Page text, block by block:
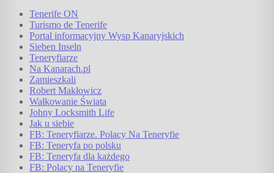
Tenerife ON
Turismo de Tenerife
Portal informacyjny Wysp Kanaryjskich
Sieben Inseln
Teneryfiarze
Na Kanarach.pl
Zamieszkali
Robert Makłowicz
Wałkowanie Świata
Johny Locksmith Life
Jak u siebie
FB: Teneryfiarze. Polacy Na Teneryfie
FB: Teneryfa po polsku
FB: Teneryfa dla każdego
FB: Polacy na Teneryfie